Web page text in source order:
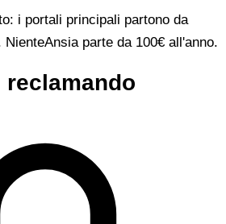
i portali principali partono da
parte da 100€ all'anno.